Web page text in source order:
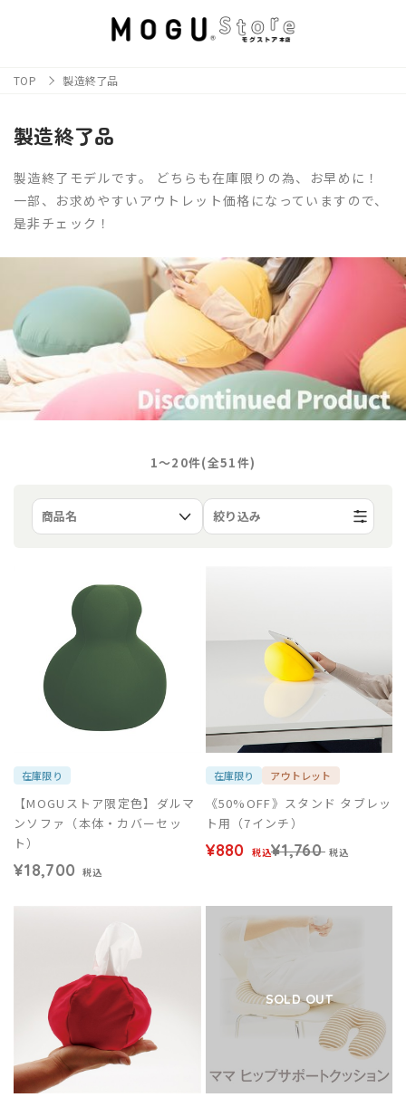
TOP 製造終了品
製造終了品
製造終了モデルです。 どちらも在庫限りの為、お早めに！
一部、お求めやすいアウトレット価格になっていますので、
是非チェック！
1〜20件(全51件)
絞り込み
在庫限り
【MOGUストア限定色】ダルマ
ンソファ（本体・カバーセッ
ト）
¥18,700 税込
在庫限り アウトレット
《50%OFF》スタンド タブレッ
ト用（7インチ）
¥880 税込¥1,760 税込
SOLD OUT